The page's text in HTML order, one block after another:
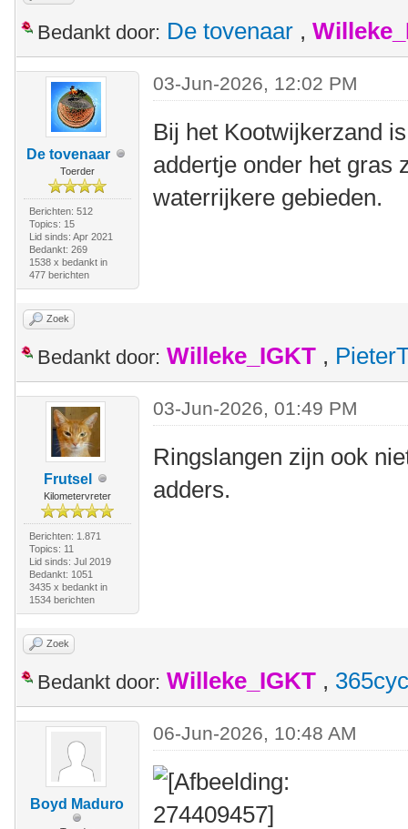
Bedankt door: De tovenaar ,
De tovenaar
Toerder
Berichten: 512
Topics: 15
Lid sinds: Apr 2021
Bedankt: 269
1538 x bedankt in
477 berichten
03-Jun-2026, 12:02 PM
Bij het Kootwijkerzand
addertje onder het gras
waterrijkere gebieden.
Zoek
Bedankt door: Willeke_IGKT ,
Frutsel
Kilometervreter
Berichten: 1.871
Topics: 11
Lid sinds: Jul 2019
Bedankt: 1051
3435 x bedankt in
1534 berichten
03-Jun-2026, 01:49 PM
Ringslangen zijn ook
adders.
Zoek
Bedankt door: Willeke_IGKT ,
Boyd Maduro
06-Jun-2026, 10:48 AM